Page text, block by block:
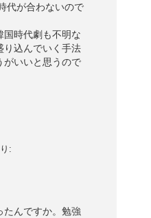
代が合わないので
国時代劇も不明な
り込んでいく手法
がいいと思うので
:
たんですか。勉強